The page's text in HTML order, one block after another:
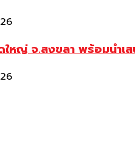
ใหญ่ จ.สงขลา พร้อมนำ